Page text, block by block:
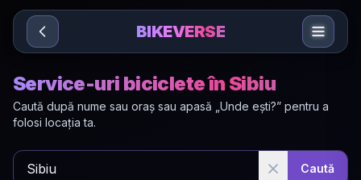
Sari la conținut
BIKEVERSE
Service-uri biciclete în Sibiu
Caută după nume sau oraș sau apasă „Unde ești?” pentru a
folosi locația ta.
Caută